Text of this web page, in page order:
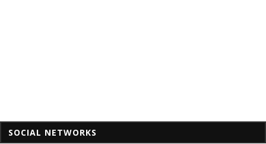
SOCIAL NETWORKS